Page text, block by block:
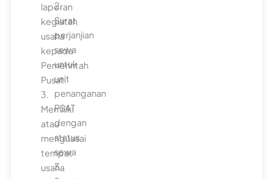
laporan
kegiatan
usaha
kepada
Pemerintah
Pusat.
3.
Memiliki
atau
menguasai
tempat
usaha
2.
Surat
perjanjian
sewa
untuk
unit
penanganan
PSAT
dengan
status
sewa
3.